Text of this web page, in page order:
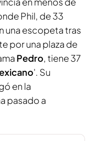
Phil, de 33
una escopeta tras
por una plaza de
Pedro, tiene 37
'. Su
en la
pasado a